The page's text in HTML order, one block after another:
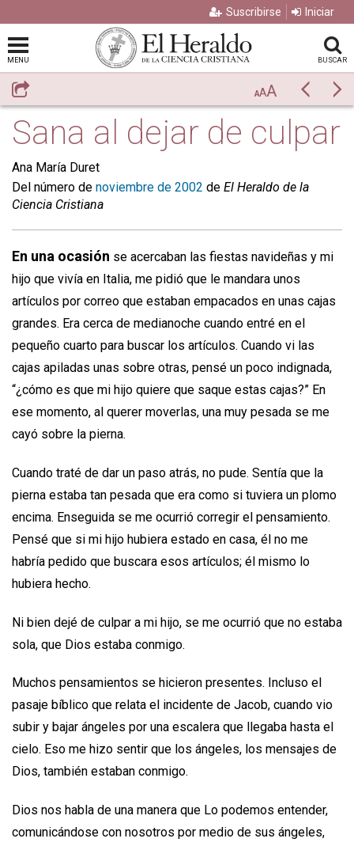
Suscribirse Iniciar
MENU BUSCAR
Compartir AAA Previo
Sana al dejar de culpar
Ana María Duret
Del número de noviembre de 2002 de El Heraldo de la
Ciencia Cristiana
En una ocasión se acercaban las fiestas navideñas y mi
hijo que vivía en Italia, me pidió que le mandara unos
artículos por correo que estaban empacados en unas cajas
grandes. Era cerca de medianoche cuando entré en el
pequeño cuarto para buscar los artículos. Cuando vi las
cajas apiladas unas sobre otras, pensé un poco indignada,
“¿cómo es que mi hijo quiere que saque estas cajas?” En
ese momento, al querer moverlas, una muy pesada se me
cayó sobre la pierna.
Cuando traté de dar un paso atrás, no pude. Sentía que la
pierna estaba tan pesada que era como si tuviera un plomo
encima. Enseguida se me ocurrió corregir el pensamiento.
Pensé que si mi hijo hubiera estado en casa, él no me
habría pedido que buscara esos artículos; él mismo lo
hubiera hecho.
Ni bien dejé de culpar a mi hijo, se me ocurrió que no estaba
sola, que Dios estaba conmigo.
Muchos pensamientos se hicieron presentes. Incluso el
pasaje bíblico que relata el incidente de Jacob, cuando vio
subir y bajar ángeles por una escalera que llegaba hasta el
cielo. Eso me hizo sentir que los ángeles, los mensajes de
Dios, también estaban conmigo.
Dios nos habla de una manera que Lo podemos entender,
comunicándose con nosotros por medio de sus ángeles,